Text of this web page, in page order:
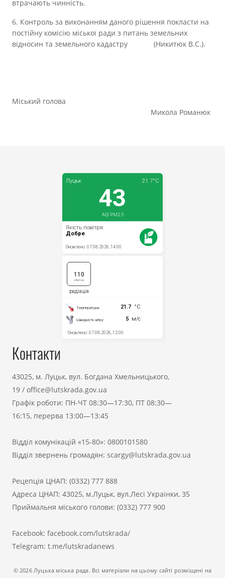
втрачають чинність.
6. Контроль за виконанням даного рішення покласти на
постійну комісію міської ради з питань земельних
відносин та земельного кадастру (Никитюк В.С.).
Міський голова
Микола Романюк
Контакти
43025, м. Луцьк, вул. Богдана Хмельницького,
19 / office@lutskrada.gov.ua
Графік роботи: ПН-ЧТ 08:30—17:30, ПТ 08:30—
16:15, перерва 13:00—13:45
Відділ комунікацій «15-80»: 0800101580
Відділ звернень громадян: scargy@lutskrada.gov.ua
Рецепція ЦНАП: (0332) 777 888
Адреса ЦНАП: 43025, м.Луцьк, вул.Лесі Українки, 35
Приймальня міського голови: (0332) 777 900
Facebook: facebook.com/lutskrada/
Telegram: t.me/lutskradanews
© 2026 Луцька міська рада. Всі матеріали на цьому сайті розміщені на